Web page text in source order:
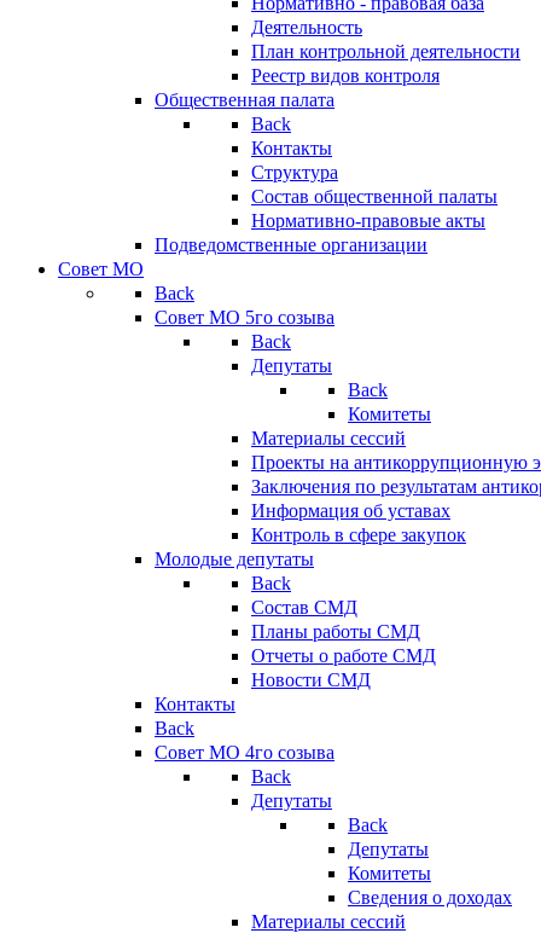
Деятельность
План контрольной деятельности
Реестр видов контроля
Общественная палата
Back
Контакты
Структура
Состав общественной палаты
Нормативно-правовые акты
Подведомственные организации
Совет МО
Back
Совет МО 5го созыва
Back
Депутаты
Back
Комитеты
Материалы сессий
Проекты на антикоррупционную
Заключения по результатам
Информация об уставах
Контроль в сфере закупок
Молодые депутаты
Back
Состав СМД
Планы работы СМД
Отчеты о работе СМД
Новости СМД
Контакты
Back
Совет МО 4го созыва
Back
Депутаты
Back
Депутаты
Комитеты
Сведения о доходах
Материалы сессий